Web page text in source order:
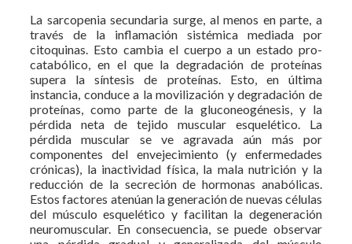
La sarcopenia secundaria surge, al menos en parte, a
través de la inflamación sistémica mediada por
citoquinas. Esto cambia el cuerpo a un estado pro-
catabólico, en el que la degradación de proteínas
supera la síntesis de proteínas. Esto, en última
instancia, conduce a la movilización y degradación de
proteínas, como parte de la gluconeogénesis, y la
pérdida neta de tejido muscular esquelético. La
pérdida muscular se ve agravada aún más por
componentes del envejecimiento (y enfermedades
crónicas), la inactividad física, la mala nutrición y la
reducción de la secreción de hormonas anabólicas.
Estos factores atenúan la generación de nuevas células
del músculo esquelético y facilitan la degeneración
neuromuscular. En consecuencia, se puede observar